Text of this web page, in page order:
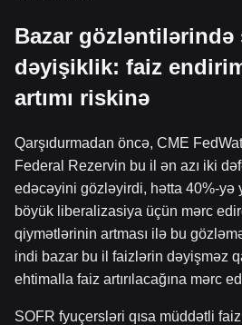
Bazar gözləntilərində
dəyişiklik: faiz
artımı riskinə
Qarşıdurmadan öncə, CME
Federal Rezervin bu il ən azı iki
edəcəyini gözləyirdi, hətta 40%-yə
böyük liberalizasiya üçün mərc
qiymətlərinin artması ilə bu
indi bazar bu il faizlərin dəyişməz
ehtimalla faiz artırılacağına mərc
SOFR fyuçersləri qısa müddətli